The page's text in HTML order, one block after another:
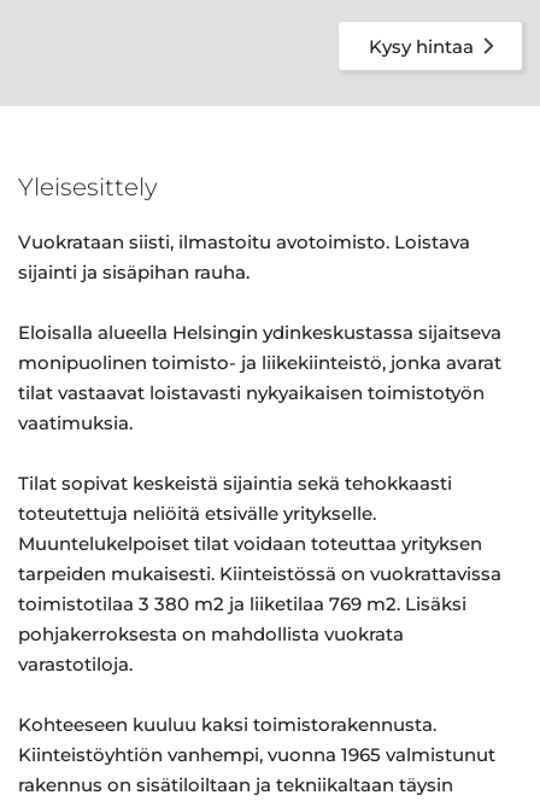
Kysy hintaa
Yleisesittely
Vuokrataan siisti, ilmastoitu avotoimisto. Loistava
sijainti ja sisäpihan rauha.
Eloisalla alueella Helsingin ydinkeskustassa sijaitseva
monipuolinen toimisto- ja liikekiinteistö, jonka avarat
tilat vastaavat loistavasti nykyaikaisen toimistotyön
vaatimuksia.
Tilat sopivat keskeistä sijaintia sekä tehokkaasti
toteutettuja neliöitä etsivälle yritykselle.
Muuntelukelpoiset tilat voidaan toteuttaa yrityksen
tarpeiden mukaisesti. Kiinteistössä on vuokrattavissa
toimistotilaa 3 380 m2 ja liiketilaa 769 m2. Lisäksi
pohjakerroksesta on mahdollista vuokrata
varastotiloja.
Kohteeseen kuuluu kaksi toimistorakennusta.
Kiinteistöyhtiön vanhempi, vuonna 1965 valmistunut
rakennus on sisätiloiltaan ja tekniikaltaan täysin